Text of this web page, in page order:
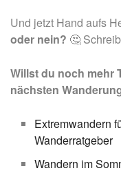
Und jetzt Hand aufs
oder nein? 🤔
Willst du noch mehr
nächsten
Extremwandern
Wanderratgeber
Wandern im